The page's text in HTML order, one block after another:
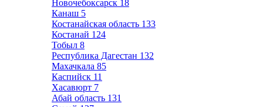
Новочебоксарск 18
Канаш 5
Костанайская область 133
Костанай 124
Тобыл 8
Республика Дагестан 132
Махачкала 85
Каспийск 11
Хасавюрт 7
Абай область 131